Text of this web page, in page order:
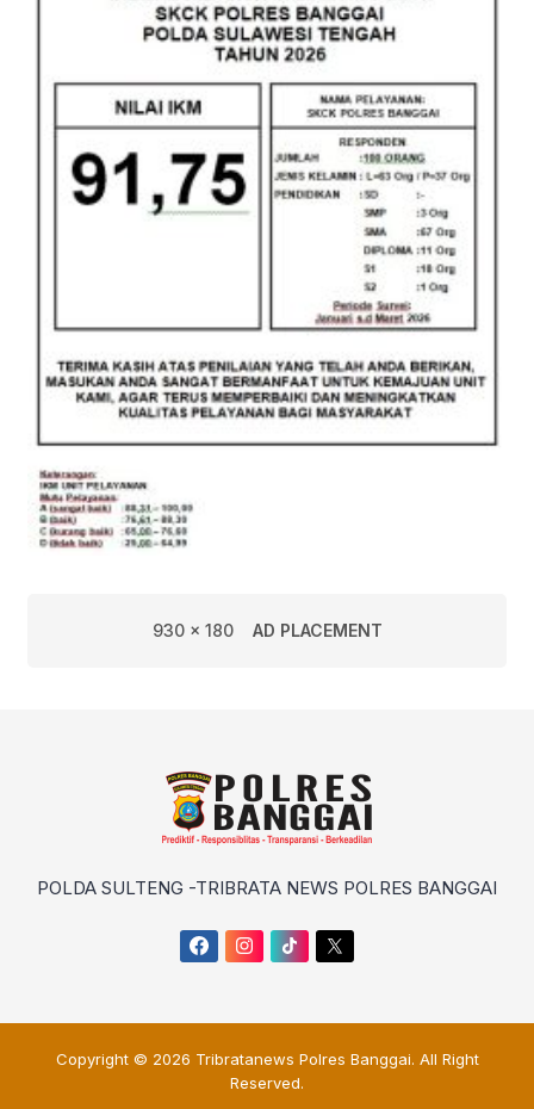
930 x 180 AD PLACEMENT
POLDA SULTENG -TRIBRATA NEWS POLRES BANGGAI
Copyright © 2026 Tribratanews Polres Banggai. All Right
Reserved.